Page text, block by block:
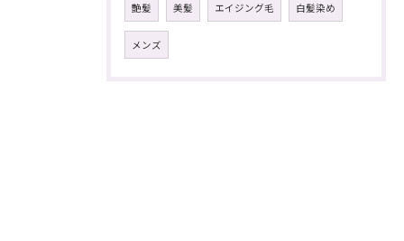
艶髪 美髪 エイジング毛 白髪染め
メンズ